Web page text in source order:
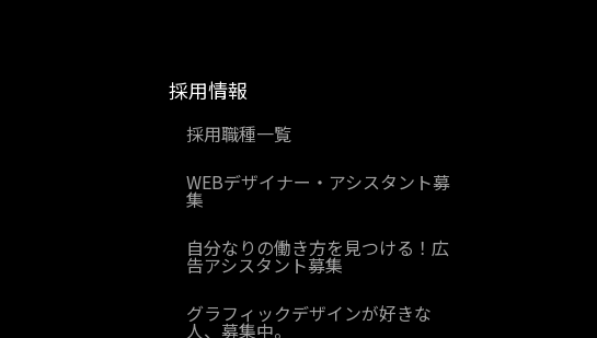
採用情報
採用職種一覧
WEBデザイナー・アシスタント募
集
自分なりの働き方を見つける！広
告アシスタント募集
グラフィックデザインが好きな
人、募集中。